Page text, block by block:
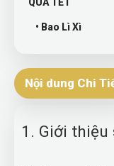
• Bao Lì Xì
Nội dung Chi
1. Giới thiệu